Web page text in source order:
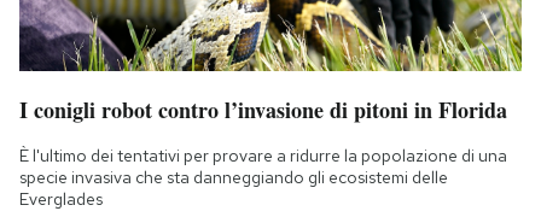
I conigli robot contro l’invasione di pitoni in Florida
È l'ultimo dei tentativi per provare a ridurre la popolazione di una
specie invasiva che sta danneggiando gli ecosistemi delle
Everglades